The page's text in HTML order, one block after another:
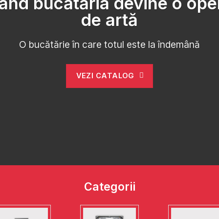
de artă
O bucătărie în care totul este la îndemână
VEZI CATALOG
Categorii